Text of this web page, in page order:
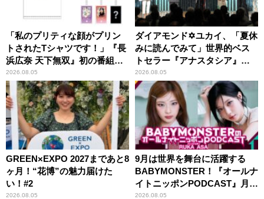
「私のプリティな顔がプリン
トされたTシャツです！」『長
浜広奈 天下無双』初の番組グ
ッズ発売
2026.08.05
ダイアモンド✡ユカイ、「夏休
みに読んでみて」世界的ベス
トセラー『アナスタシア』を
紹介
2026.08.05
GREEN×EXPO 2027まであと8
ヶ月！“花博”の魅力届けた
い！#2
2026.08.05
9月は世界を舞台に活躍する
BABYMONSTER！『オールナ
イトニッポンPODCAST』月替
わりパーソナリティ
2026.08.05